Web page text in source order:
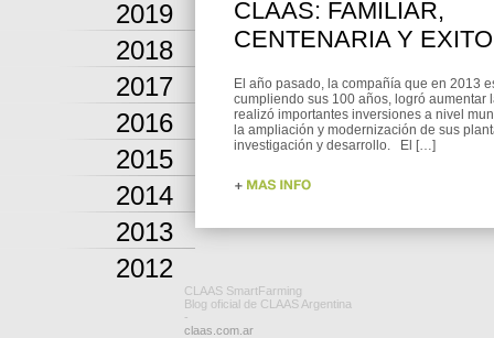
2019
2018
2017
2016
2015
2014
2013
2012
CLAAS: FAMILIAR,
CENTENARIA Y
El año pasado, la compañía que en 2013
cumpliendo sus 100 años, logró aumentar
realizó importantes inversiones a nivel
la ampliación y modernización de sus
investigación y desarrollo. El […]
CLAAS SmartFarming
Blog oficial de CLAAS Argentina
-
claas.com.ar